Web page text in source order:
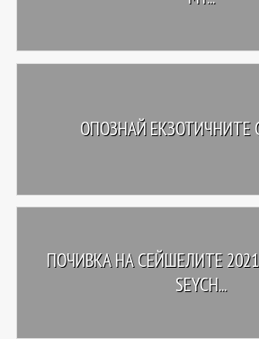
ОПОЗНАЙ ЕКЗОТИЧНИТЕ
ПОЧИВКА НА СЕЙШЕЛИТЕ 2021
SEYCH...